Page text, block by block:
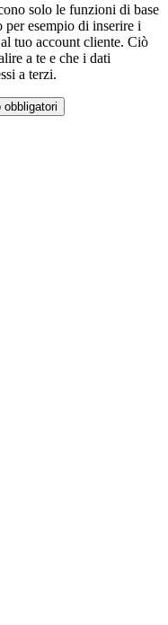
solo le funzioni di base
esempio di inserire i
tuo account cliente. Ciò
a te e che i dati
a terzi.
obbligatori